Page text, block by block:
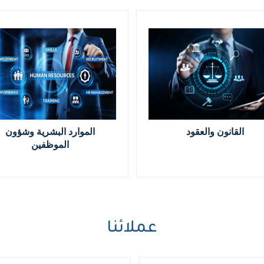
القانون والعقود العلاقات العامة والاتصال
عملائنا